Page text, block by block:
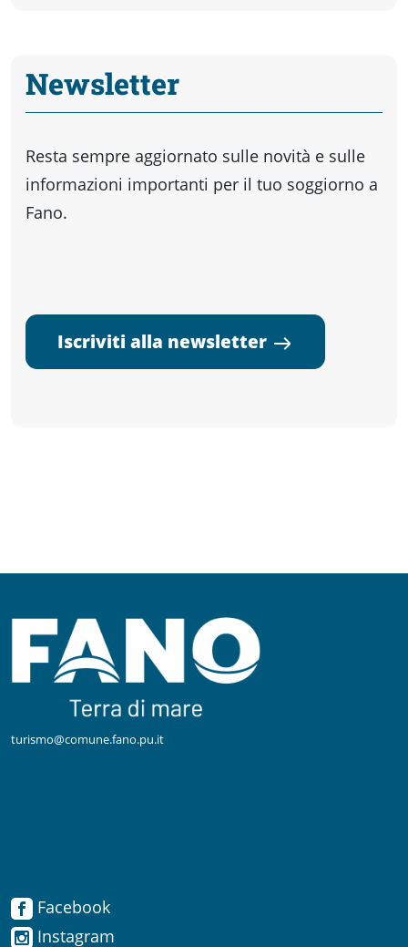
Instagram
Newsletter
Resta sempre aggiornato sulle novità e sulle
informazioni importanti per il tuo soggiorno a
Fano.
Iscriviti alla newsletter
turismo@comune.fano.pu.it
Facebook
Instagram